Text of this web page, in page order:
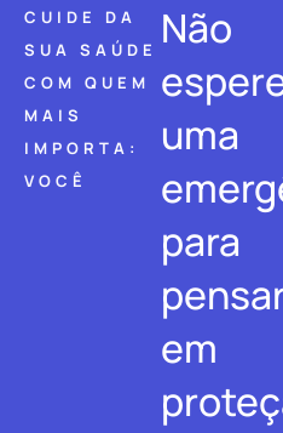
CUIDE DA
SUA SAÚDE
COM QUEM
MAIS
IMPORTA:
VOCÊ
Não
uma
para
em